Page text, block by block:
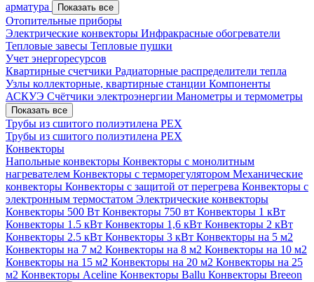
арматура
Показать все
Отопительные приборы
Электрические конвекторы Инфракрасные обогреватели
Тепловые завесы Тепловые пушки
Учет энергоресурсов
Квартирные счетчики Радиаторные распределители тепла
Узлы коллекторные, квартирные станции Компоненты
АСКУЭ Счётчики электроэнергии Манометры и термометры
Показать все
Трубы из сшитого полиэтилена PEX
Трубы из сшитого полиэтилена PEX
Конвекторы
Напольные конвекторы Конвекторы с монолитным
нагревателем Конвекторы с терморегулятором Механические
конвекторы Конвекторы с защитой от перегрева Конвекторы с
электронным термостатом Электрические конвекторы
Конвекторы 500 Вт Конвекторы 750 вт Конвекторы 1 кВт
Конвекторы 1.5 кВт Конвекторы 1,6 кВт Конвекторы 2 кВт
Конвекторы 2.5 кВт Конвекторы 3 кВт Конвекторы на 5 м2
Конвекторы на 7 м2 Конвекторы на 8 м2 Конвекторы на 10 м2
Конвекторы на 15 м2 Конвекторы на 20 м2 Конвекторы на 25
м2 Конвекторы Aceline Конвекторы Ballu Конвекторы Breeon